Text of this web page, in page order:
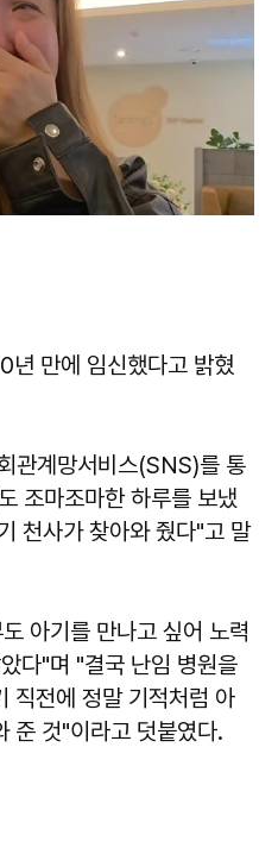
년 만에 임신했다고 밝혔
관계망서비스(SNS)를 통
조마조마한 하루를 보냈
천사가 찾아와 줬다"고 말
아기를 만나고 싶어 노력
다"며 "결국 난임 병원을
직전에 정말 기적처럼 아
준 것"이라고 덧붙였다.